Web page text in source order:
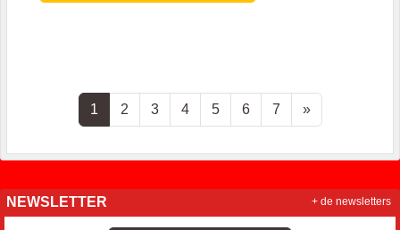
1 2 3 4 5 6 7 »
NEWSLETTER + de newsletters